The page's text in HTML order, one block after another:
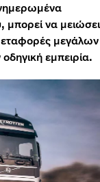
μπορεί να μειώσει
μεγάλων
εμπειρία.